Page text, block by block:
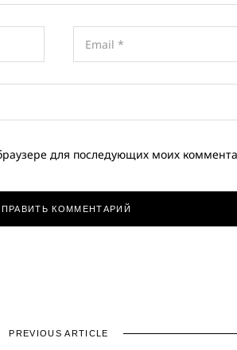
для последующих моих
PREVIOUS ARTICLE